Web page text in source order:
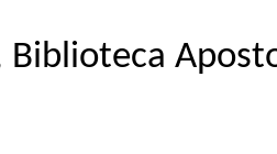
Biblioteca